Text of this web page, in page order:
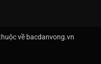
về bacdanvong.vn